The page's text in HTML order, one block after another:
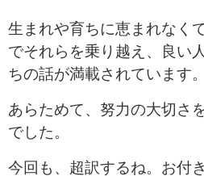
生まれや育ちに恵まれなく
でそれらを乗り越え、良い
ちの話が満載されています。
あらためて、努力の大切さ
でした。
今回も、超訳するね。お付